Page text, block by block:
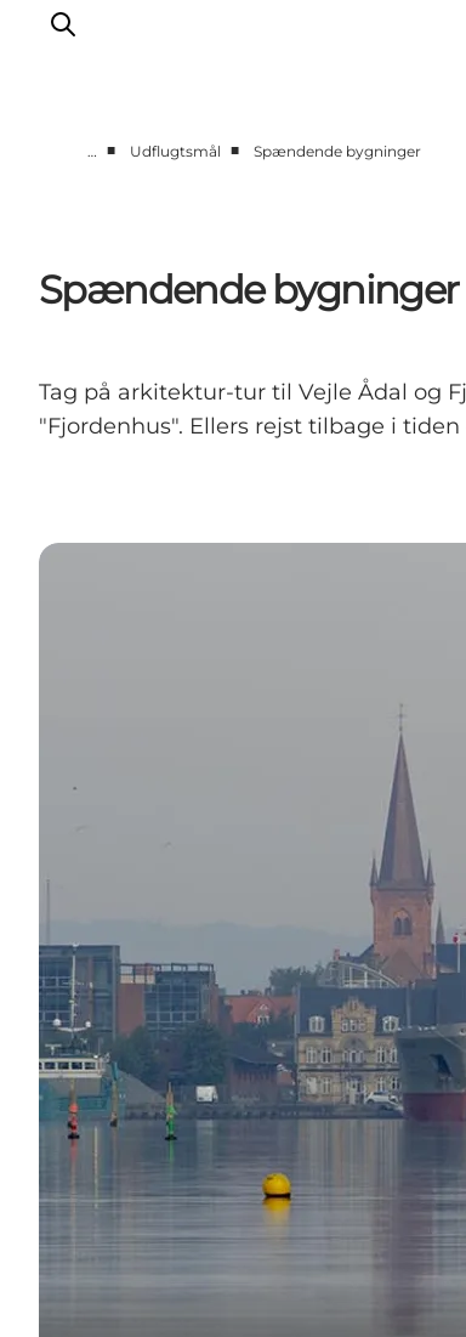
Det sker
Overnatning
-
Projekter
… ■ Udflugtsmål ■ Spændende bygninger
Spændende bygninger
Tag på arkitektur-tur til Vejle Ådal og
"Fjordenhus". Ellers rejst tilbage i